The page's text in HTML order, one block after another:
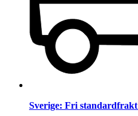
Sverige: Fri standardfrakt